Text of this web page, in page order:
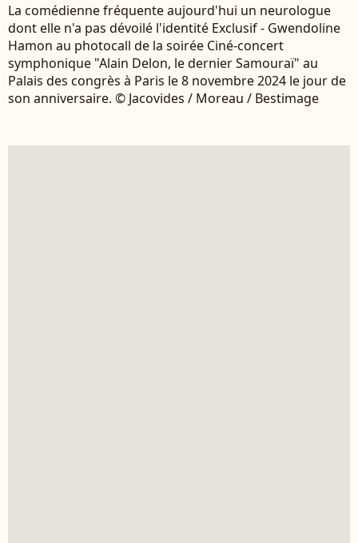
La comédienne fréquente aujourd'hui un neurologue
dont elle n'a pas dévoilé l'identité Exclusif - Gwendoline
Hamon au photocall de la soirée Ciné-concert
symphonique "Alain Delon, le dernier Samouraï" au
Palais des congrès à Paris le 8 novembre 2024 le jour de
son anniversaire. © Jacovides / Moreau / Bestimage